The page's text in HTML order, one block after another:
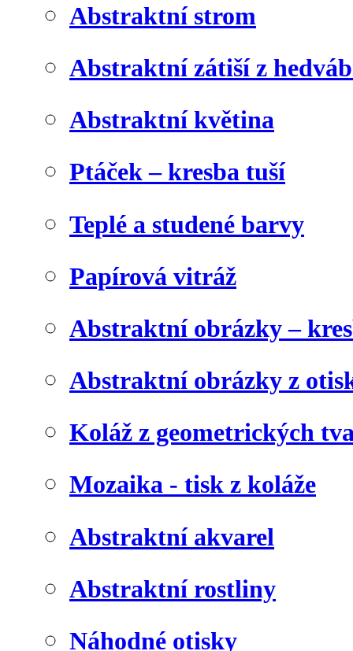
Abstraktní strom
Abstraktní zátiší z
Abstraktní květina
Ptáček – kresba tuší
Teplé a studené barvy
Papírová vitráž
Abstraktní obrázky –
Abstraktní obrázky z
Koláž z geometrických
Mozaika - tisk z koláže
Abstraktní akvarel
Abstraktní rostliny
Náhodné otisky